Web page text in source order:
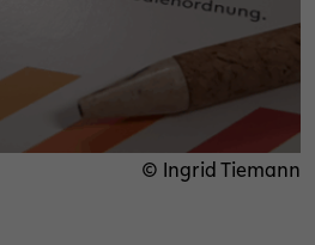
© Ingrid Tiemann